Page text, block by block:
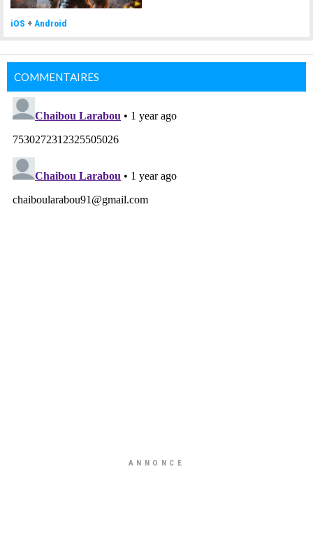
iOS +Android
COMMENTAIRES
ANNONCE